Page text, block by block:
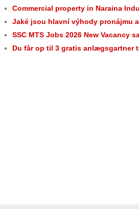
Commercial property in Naraina
Jaké jsou hlavní výhody pronájmu
SSC MTS Jobs 2026 New Vacancy
Du får op til 3 gratis anlægsgartner